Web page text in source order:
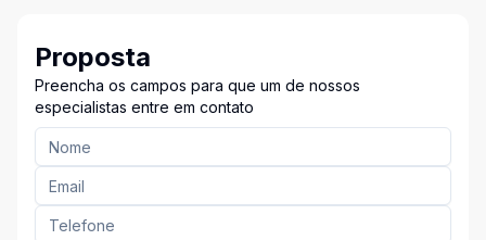
Proposta
Preencha os campos para que um de nossos
especialistas entre em contato